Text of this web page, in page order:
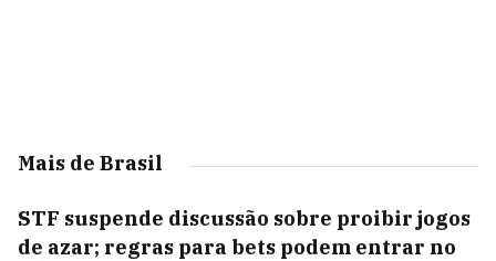
Mais de Brasil
STF suspende discussão sobre proibir jogos
de azar; regras para bets podem entrar no